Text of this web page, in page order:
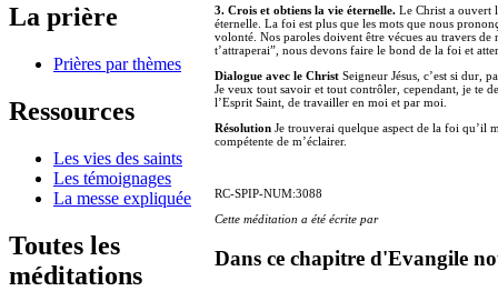
La prière
Prières par thèmes
Ressources
Les vies des saints
Les témoignages
La messe expliquée
Toutes les
méditations
3. Crois et obtiens la vie éternelle. Le Christ a ouvert
éternelle. La foi est plus que les mots que nous
volonté. Nos paroles doivent être vécues au travers
t’attraperai”, nous devons faire le bond de la foi et
Dialogue avec le Christ Seigneur Jésus, c’est si dur,
Je veux tout savoir et tout contrôler, cependant, je te
l’Esprit Saint, de travailler en moi et par moi.
Résolution Je trouverai quelque aspect de la foi qu’il
compétente de m’éclairer.
RC-SPIP-NUM:3088
Cette méditation a été écrite par
Dans ce chapitre d'Evangile